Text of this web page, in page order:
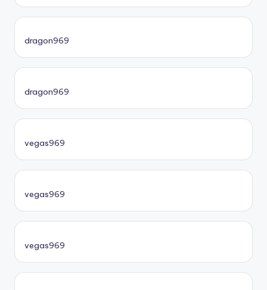
dragon969
dragon969
vegas969
vegas969
vegas969